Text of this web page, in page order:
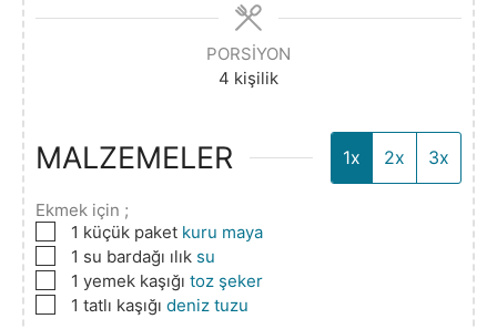
PORSIYON
4 kişilik
MALZEMELER 1x 2x 3x
Ekmek için ;
▢1 küçük paket kuru maya
▢1 su bardağı ılık su
▢1 yemek kaşığı toz şeker
▢1 tatlı kaşığı deniz tuzu